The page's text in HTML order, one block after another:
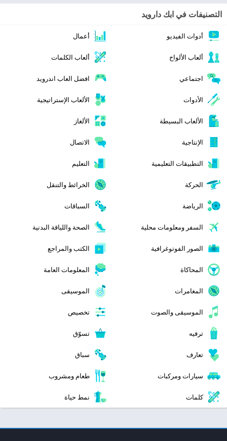
التصنيفات في ابك دارويد
أدوات الفيديو أعمال
ألعاب الألواح ألعاب الكلمات
اجتماعي افضل العاب اندرويد
الأدوات الألعاب الإستراتيجية
الألعاب البسيطة الألغاز
الإنتاجية الاتصال
التطبيقات التعليمية التعليم
الحركة الخرائط والتنقل
الرياضة السباقات
السفر ومعلومات محلية الصحة واللياقة البدنية
الصور الفوتوغرافية الكتب والمراجع
المحاكاة المعلومات العامة
المغامرات الموسيقى
الموسيقى والصوت تخصيص
ترفيه تسوّق
تعارف سباق
سيارات ومركبات طعام ومشروب
كلمات نمط حياة